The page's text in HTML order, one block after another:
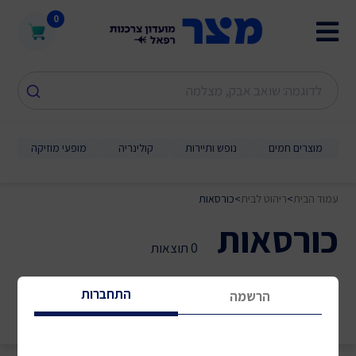
0
נופש ותיירות קולינריה מופעי מוזיקה מוצרים חמים
התחברות הרשמה
עמוד הבית>ריהוט לבית>כורסאות
כורסאות 0 תוצאות
סינון מיון לפי: